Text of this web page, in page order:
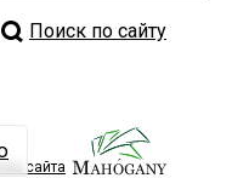
Поиск по сайту
сайта